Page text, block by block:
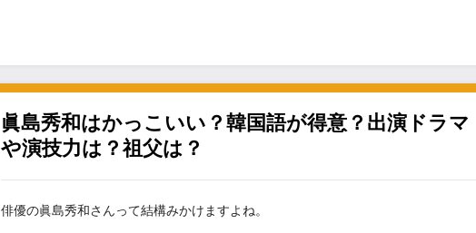
眞島秀和はかっこいい？韓国語が得意？出演ドラマ
や演技力は？祖父は？
俳優の眞島秀和さんって結構みかけますよね。